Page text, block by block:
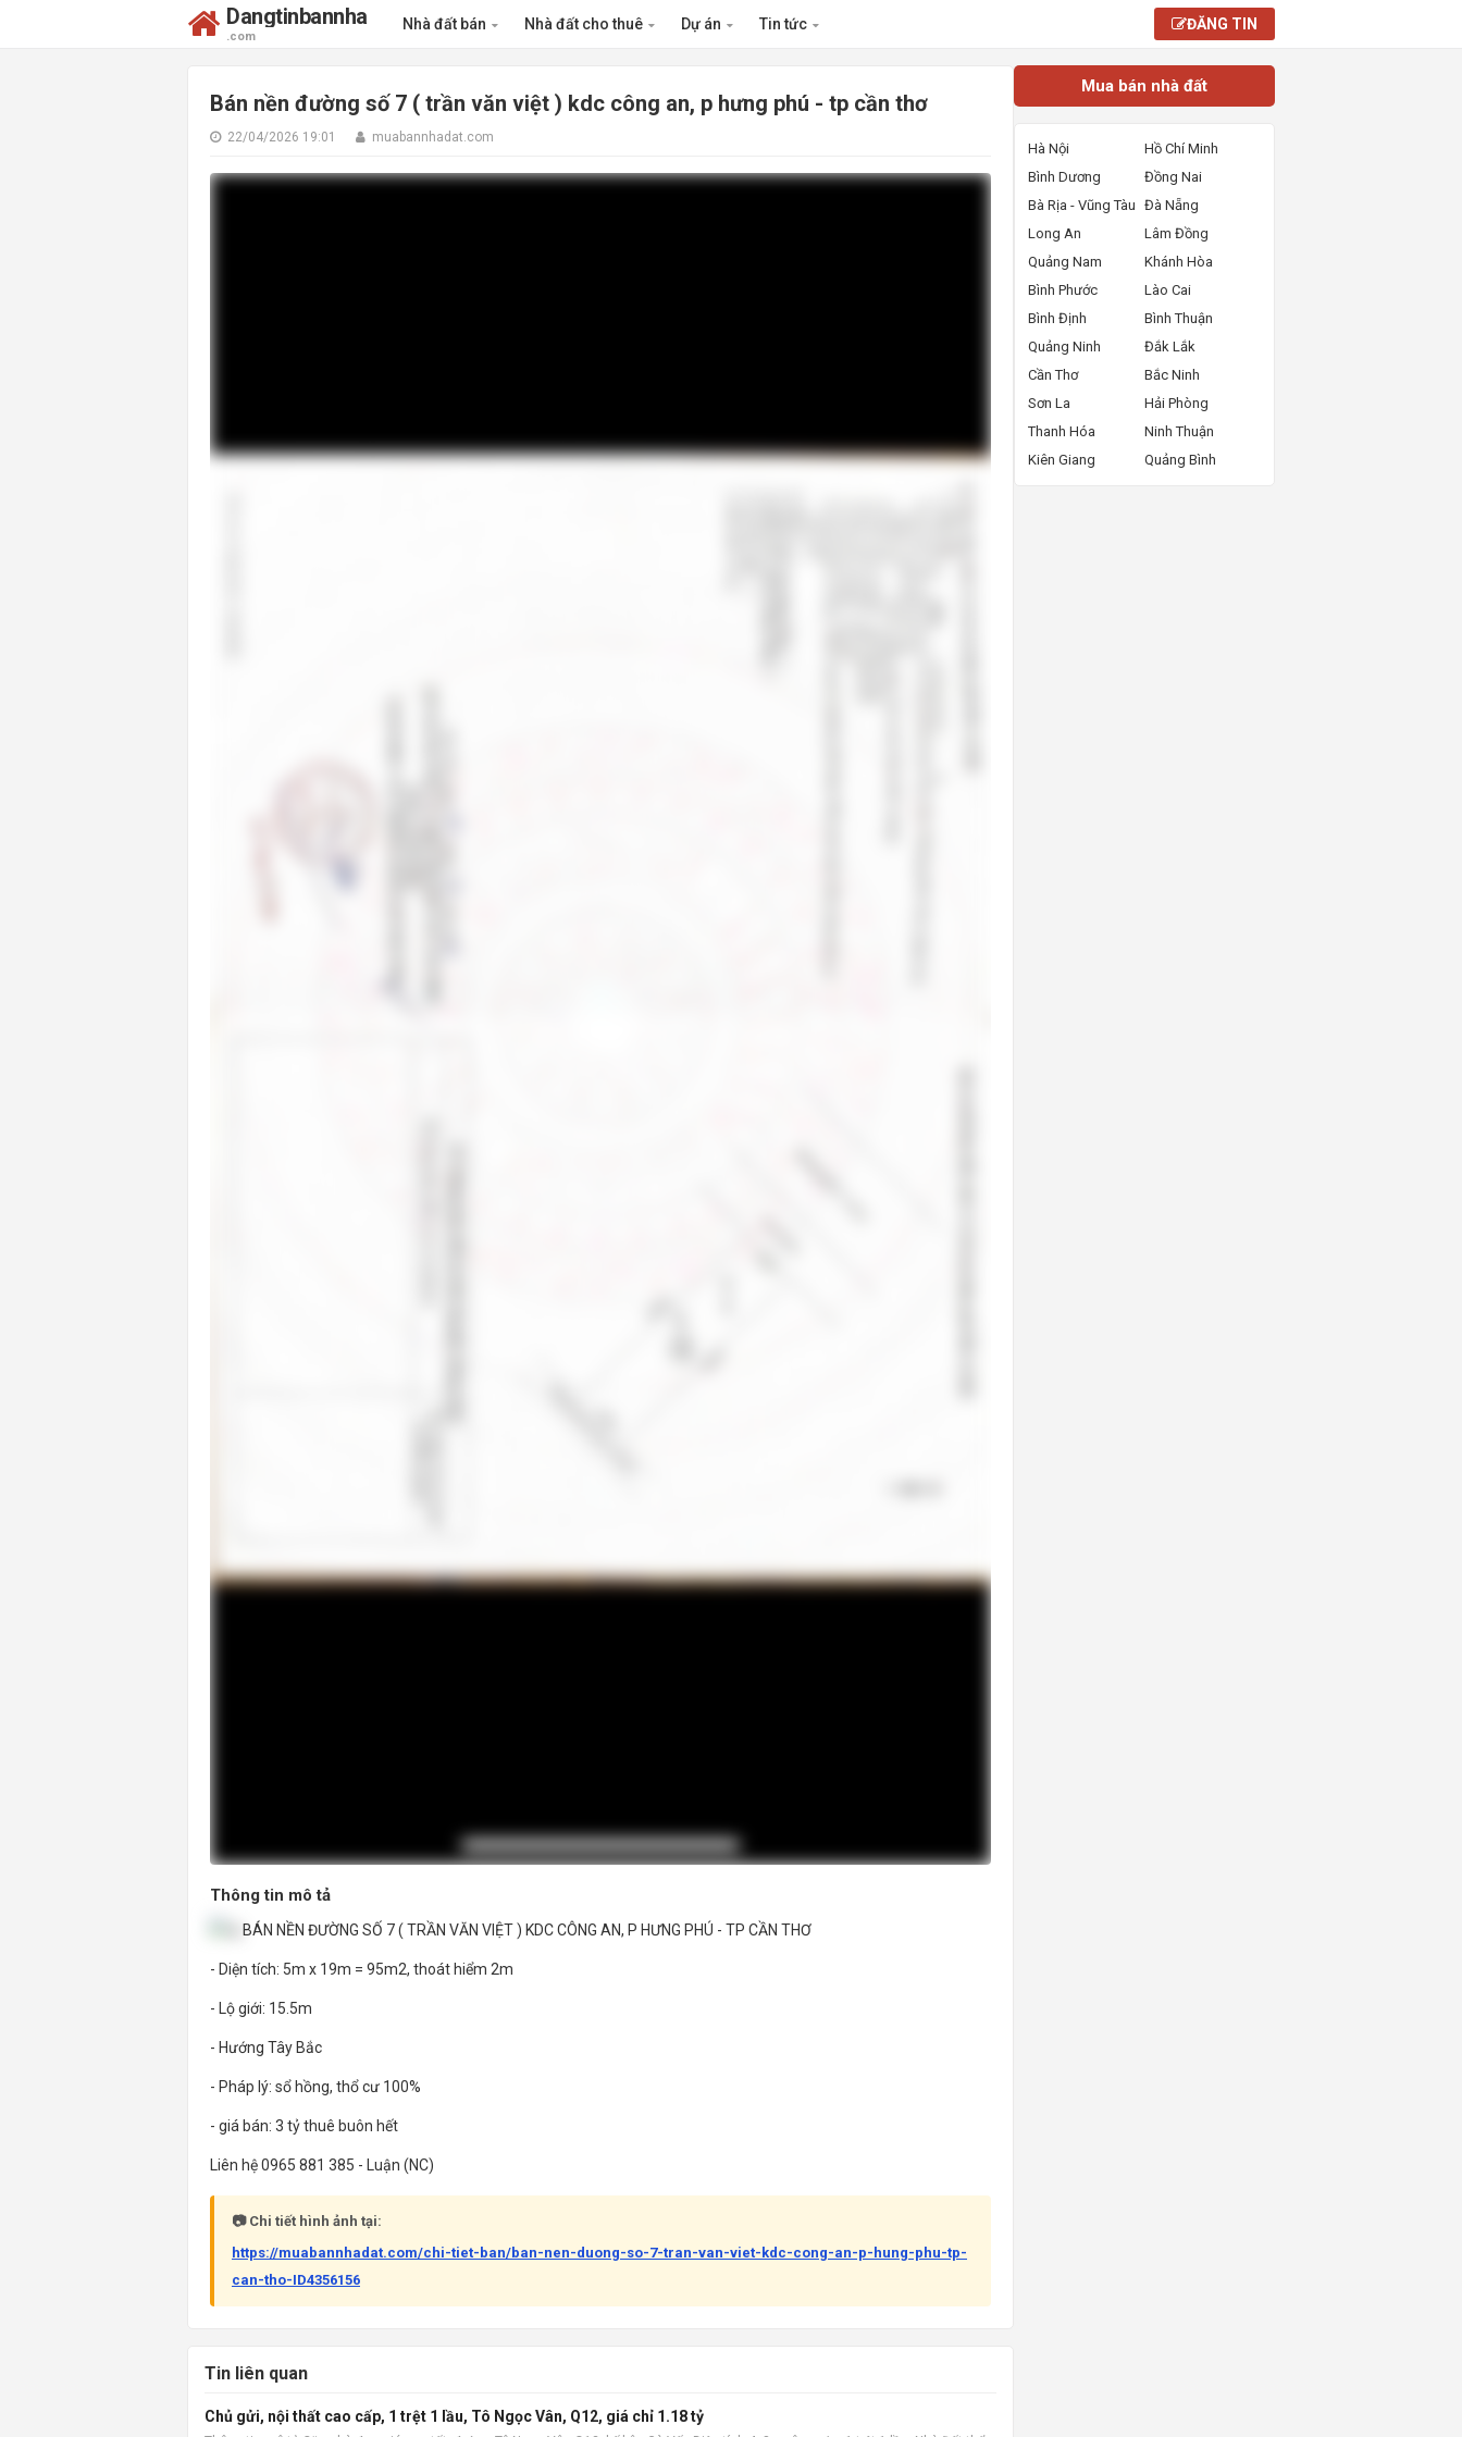
Dangtinbannha
.com
Nhà đất bán Nhà đất cho thuê Dự án Tin tức ĐĂNG TIN
Bán nền đường số 7 ( trần văn việt ) kdc công an, p hưng phú - tp cần thơ
22/04/2026 19:01 muabannhadat.com
Thông tin mô tả
BÁN NỀN ĐƯỜNG SỐ 7 ( TRẦN VĂN VIỆT ) KDC CÔNG AN, P HƯNG PHÚ - TP CẦN THƠ
- Diện tích: 5m x 19m = 95m2, thoát hiểm 2m
- Lộ giới: 15.5m
- Hướng Tây Bắc
- Pháp lý: sổ hồng, thổ cư 100%
- giá bán: 3 tỷ thuê buôn hết
Liên hệ 0965 881 385 - Luận (NC)
📷 Chi tiết hình ảnh tại:
https://muabannhadat.com/chi-tiet-ban/ban-nen-duong-so-7-tran-van-viet-kdc-cong-an-p-hung-phu-tp-
can-tho-ID4356156
Tin liên quan
Chủ gửi, nội thất cao cấp, 1 trệt 1 lầu, Tô Ngọc Vân, Q12, giá chỉ 1.18 tỷ
Mua bán nhà đất
Hà Nội
Hồ Chí Minh
Bình Dương
Đồng Nai
Bà Rịa - Vũng Tàu Đà Nẵng
Long An
Lâm Đồng
Quảng Nam
Khánh Hòa
Bình Phước
Lào Cai
Bình Định
Bình Thuận
Quảng Ninh
Đắk Lắk
Cần Thơ
Bắc Ninh
Sơn La
Hải Phòng
Thanh Hóa
Ninh Thuận
Kiên Giang
Quảng Bình